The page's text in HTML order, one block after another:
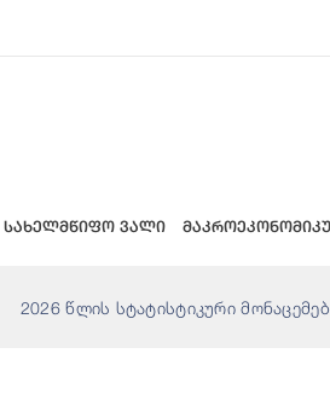
სახელმწიფო ვალი
2026 წლის სტატისტიკური